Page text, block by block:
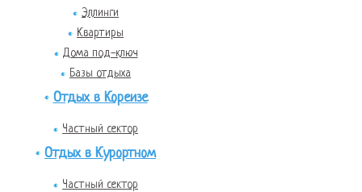
Эллинги
Квартиры
Дома под-ключ
Базы отдыха
Отдых в Кореизе
Частный сектор
Отдых в Курортном
Частный сектор